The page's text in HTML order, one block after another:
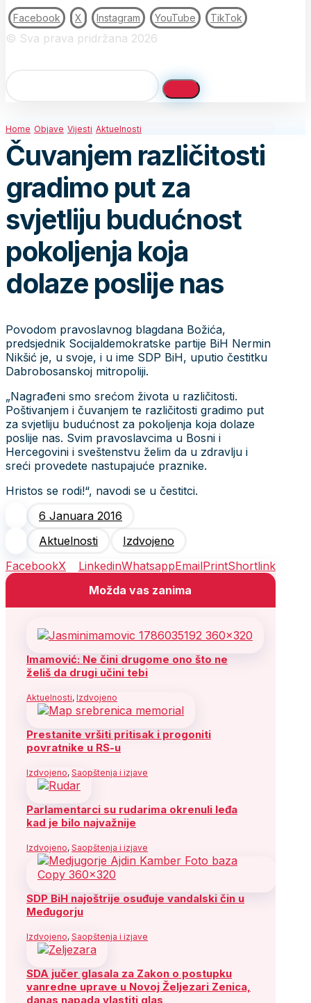
Facebook X Instagram YouTube TikTok
© Sva prava pridržana 2026
Home Objave Vijesti Aktuelnosti
Čuvanjem različitosti
gradimo put za
svjetliju budućnost
pokoljenja koja
dolaze poslije nas
Povodom pravoslavnog blagdana Božića,
predsjednik Socijaldemokratske partije BiH Nermin
Nikšić je, u svoje, i u ime SDP BiH, uputio čestitku
Dabrobosanskoj mitropoliji.
„Nagrađeni smo srećom života u različitosti.
Poštivanjem i čuvanjem te različitosti gradimo put
za svjetliju budućnost za pokoljenja koja dolaze
poslije nas. Svim pravoslavcima u Bosni i
Hercegovini i sveštenstvu želim da u zdravlju i
sreći provedete nastupajuće praznike.
Hristos se rodi!“, navodi se u čestitci.
6 Januara 2016
Aktuelnosti
Izdvojeno
FacebookX LinkedinWhatsappEmailPrintShortlink
Možda vas zanima
Imamović: Ne čini drugome ono što ne
želiš da drugi učini tebi
Aktuelnosti, Izdvojeno
Prestanite vršiti pritisak i progoniti
povratnike u RS-u
Izdvojeno, Saopštenja i izjave
Parlamentarci su rudarima okrenuli leđa
kad je bilo najvažnije
Izdvojeno, Saopštenja i izjave
SDP BiH najoštrije osuđuje vandalski čin u
Međugorju
Izdvojeno, Saopštenja i izjave
SDA jučer glasala za Zakon o postupku
vanredne uprave u Novoj Željezari Zenica,
danas napada vlastiti glas